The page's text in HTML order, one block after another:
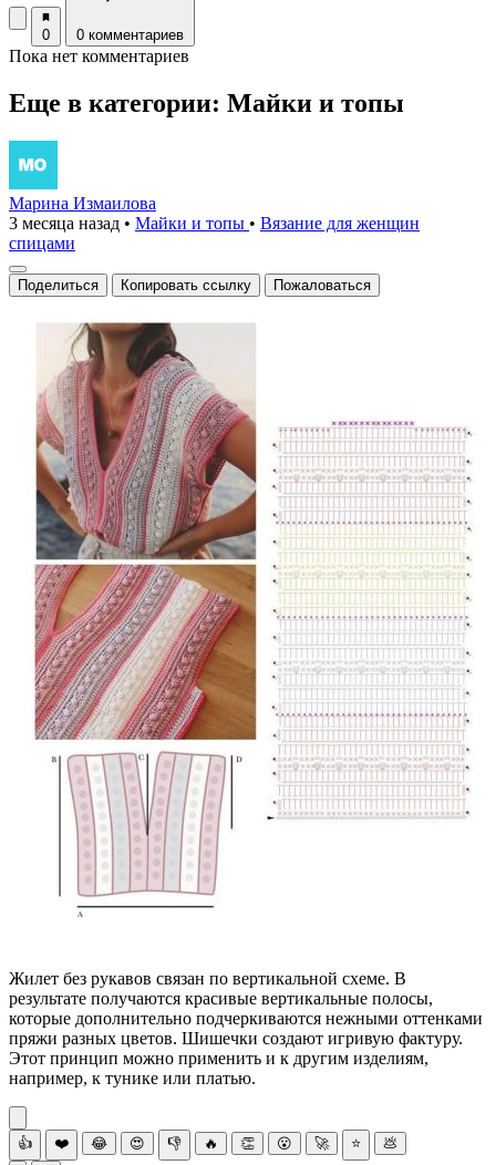
0 0 комментариев
Пока нет комментариев
Еще в категории: Майки и топы
Марина Измаилова
3 месяца назад • Майки и топы • Вязание для женщин
спицами
Поделиться Копировать ссылку Пожаловаться
Жилет без рукавов связан по вертикальной схеме. В
результате получаются красивые вертикальные полосы,
которые дополнительно подчеркиваются нежными оттенками
пряжи разных цветов. Шишечки создают игривую фактуру.
Этот принцип можно применить и к другим изделиям,
например, к тунике или платью.
👍 ❤️ 😂 😍 👎 🔥 👏 😮 🚀 ⭐ 💩